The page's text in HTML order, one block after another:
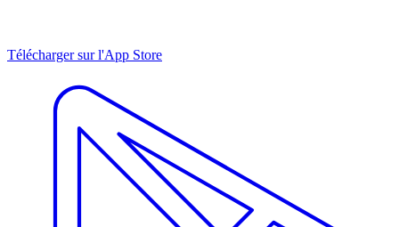
Télécharger sur l'App Store